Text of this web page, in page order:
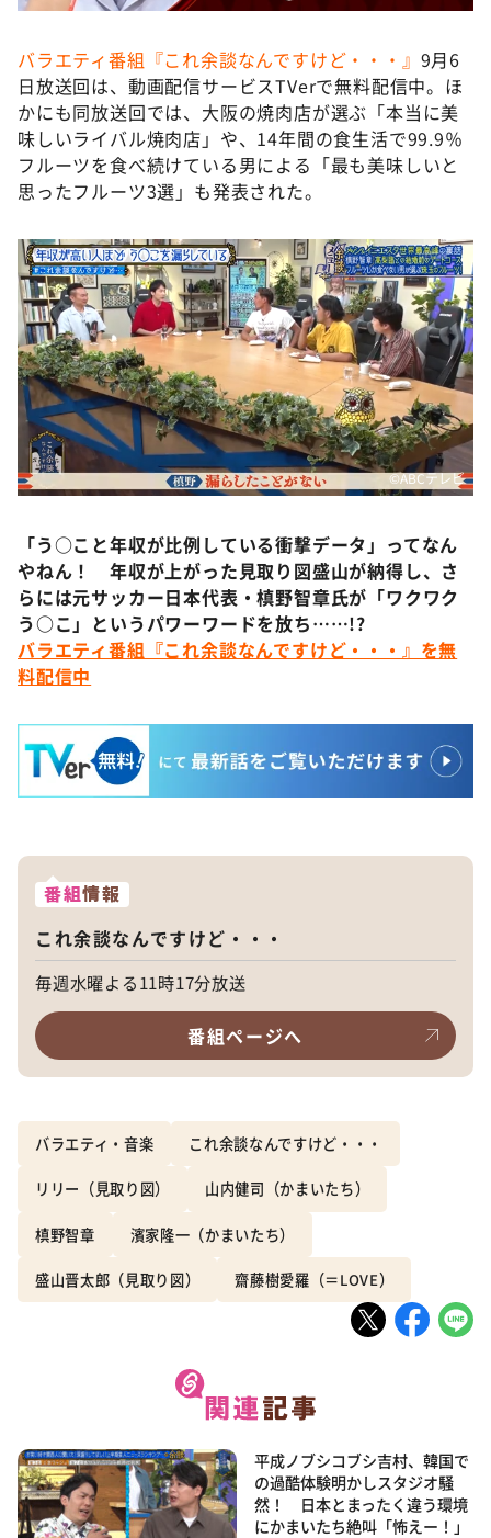
バラエティ番組『これ余談なんですけど・・・』 9月6
日放送回は、動画配信サービスTVerで無料配信中。ほ
かにも同放送回では、大阪の焼肉店が選ぶ「本当に美
味しいライバル焼肉店」や、14年間の食生活で99.9％
フルーツを食べ続けている男による「最も美味しいと
思ったフルーツ3選」も発表された。
©️ABCテレビ
「う○こと年収が比例している衝撃データ」ってなん
やねん！ 年収が上がった見取り図盛山が納得し、さ
らには元サッカー日本代表・槙野智章氏が「ワクワク
う○こ」というパワーワードを放ち……!?
バラエティ番組『これ余談なんですけど・・・』を無
料配信中
番組情報
これ余談なんですけど・・・
毎週水曜よる11時17分放送
番組ページへ
バラエティ・音楽 これ余談なんですけど・・・
リリー（見取り図） 山内健司（かまいたち）
槙野智章 濱家隆一（かまいたち）
盛山晋太郎（見取り図） 齋藤樹愛羅（＝LOVE）
平成ノブシコブシ吉村、韓国で
の過酷体験明かしスタジオ騒
然！ 日本とまったく違う環境
にかまいたち絶叫「怖えー！」